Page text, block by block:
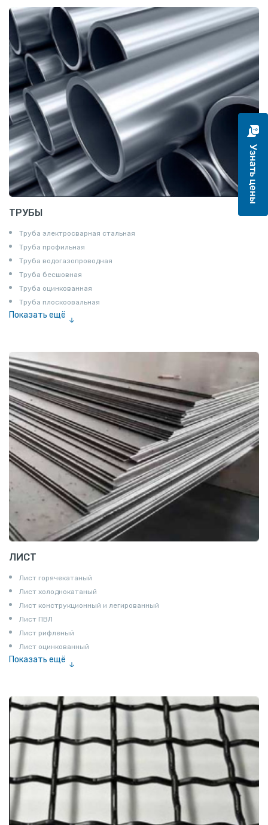
Катанка
Шестигранник
Полособульб
Полукруг
Шпунт Ларсена
ТРУБЫ
Труба электросварная стальная
Труба профильная
Труба водогазопроводная
Труба бесшовная
Труба оцинкованная
Труба плоскоовальная
Показать ещё
ЛИСТ
Лист горячекатаный
Лист холоднокатаный
Лист конструкционный и легированный
Лист ПВЛ
Лист рифленый
Лист оцинкованный
Показать ещё